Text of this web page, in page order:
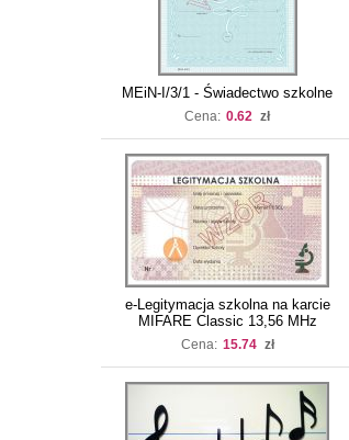
MEiN-I/3/1 - Świadectwo szkolne
Cena: 0.62 zł
e-Legitymacja szkolna na karcie
MIFARE Classic 13,56 MHz
Cena: 15.74 zł